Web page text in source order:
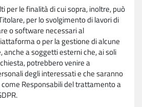
per le finalità di cui sopra, inoltre, può
per lo svolgimento di lavori di
o software necessari al
o per la gestione di alcune
a soggetti esterni che, ai soli
potrebbero venire a
degli interessati e che saranno
Responsabili del trattamento a